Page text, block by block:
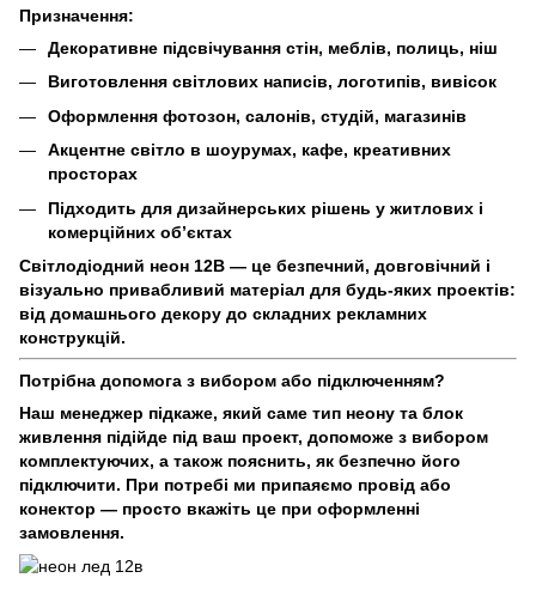
Призначення:
Декоративне підсвічування стін, меблів, полиць, ніш
Виготовлення світлових написів, логотипів, вивісок
Оформлення фотозон, салонів, студій, магазинів
Акцентне світло в шоурумах, кафе, креативних
просторах
Підходить для дизайнерських рішень у житлових і
комерційних об’єктах
Світлодіодний неон 12В — це безпечний, довговічний і
візуально привабливий матеріал для будь-яких проектів:
від домашнього декору до складних рекламних
конструкцій.
Потрібна допомога з вибором або підключенням?
Наш менеджер підкаже, який саме тип неону та блок
живлення підійде під ваш проект, допоможе з вибором
комплектуючих, а також пояснить, як безпечно його
підключити. При потребі ми припаяємо провід або
конектор — просто вкажіть це при оформленні
замовлення.